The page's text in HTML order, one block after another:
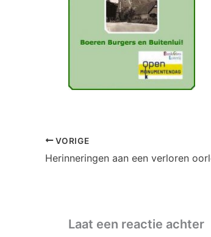
VORIGE
Laat een reactie achter